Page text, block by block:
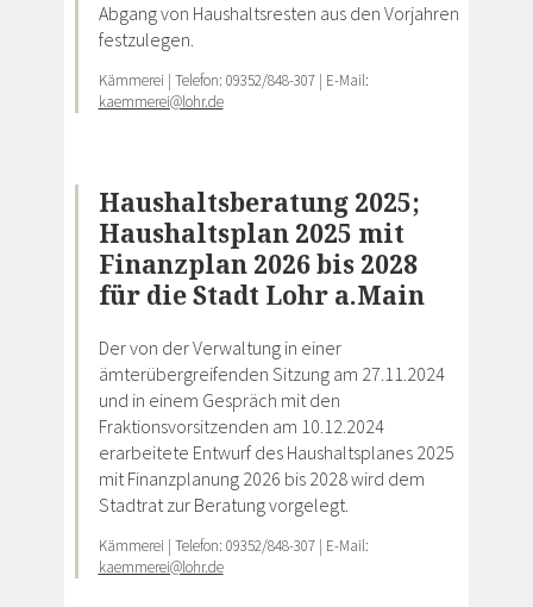
Abgang von Haushaltsresten aus den Vorjahren
festzulegen.
Kämmerei | Telefon: 09352/848-307 | E-Mail:
kaemmerei@lohr.de
Haushaltsberatung 2025;
Haushaltsplan 2025 mit
Finanzplan 2026 bis 2028
für die Stadt Lohr a.Main
Der von der Verwaltung in einer
ämterübergreifenden Sitzung am 27.11.2024
und in einem Gespräch mit den
Fraktionsvorsitzenden am 10.12.2024
erarbeitete Entwurf des Haushaltsplanes 2025
mit Finanzplanung 2026 bis 2028 wird dem
Stadtrat zur Beratung vorgelegt.
Kämmerei | Telefon: 09352/848-307 | E-Mail:
kaemmerei@lohr.de